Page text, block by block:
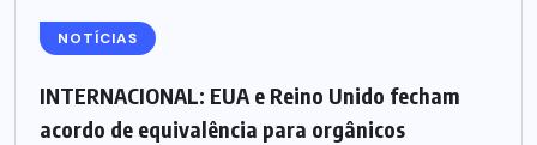
NOTÍCIAS
INTERNACIONAL: EUA e Reino Unido fecham
acordo de equivalência para orgânicos